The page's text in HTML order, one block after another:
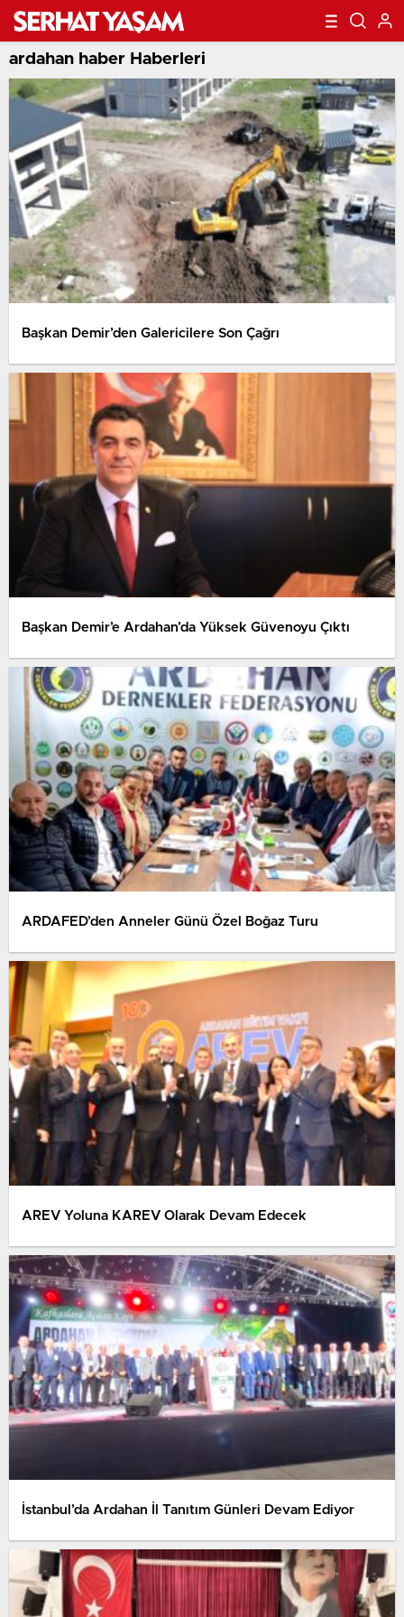
ardahan haber Haberleri
Başkan Demir’den Galericilere Son Çağrı
Başkan Demir’e Ardahan’da Yüksek Güvenoyu Çıktı
ARDAFED’den Anneler Günü Özel Boğaz Turu
AREV Yoluna KAREV Olarak Devam Edecek
İstanbul’da Ardahan İl Tanıtım Günleri Devam Ediyor